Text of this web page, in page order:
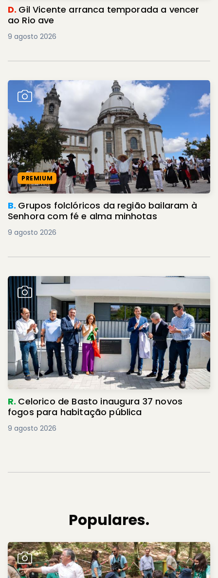
D. Gil Vicente arranca temporada a vencer
ao Rio ave
9 agosto 2026
PREMIUM
B. Grupos folclóricos da região bailaram à
Senhora com fé e alma minhotas
9 agosto 2026
R. Celorico de Basto inaugura 37 novos
fogos para habitação pública
9 agosto 2026
Populares.